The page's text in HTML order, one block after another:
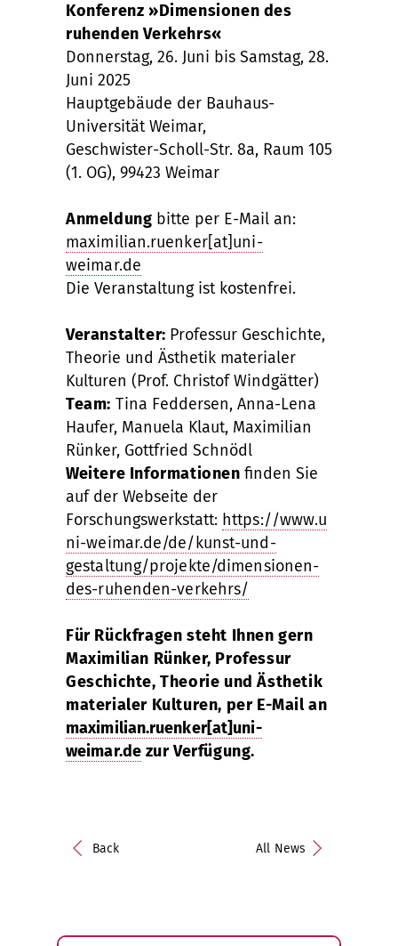
Konferenz »Dimensionen des
ruhenden Verkehrs«
Donnerstag, 26. Juni bis Samstag, 28.
Juni 2025
Hauptgebäude der Bauhaus-
Universität Weimar,
Geschwister-Scholl-Str. 8a, Raum 105
(1. OG), 99423 Weimar
Anmeldung bitte per E-Mail an:
maximilian.ruenker[at]uni-
weimar.de
Die Veranstaltung ist kostenfrei.
Veranstalter: Professur Geschichte,
Theorie und Ästhetik materialer
Kulturen (Prof. Christof Windgätter)
Team: Tina Feddersen, Anna-Lena
Haufer, Manuela Klaut, Maximilian
Rünker, Gottfried Schnödl
Weitere Informationenfinden Sie
auf der Webseite der
Forschungswerkstatt: https://www.u
ni-weimar.de/de/kunst-und-
gestaltung/projekte/dimensionen-
des-ruhenden-verkehrs/
Für Rückfragen steht Ihnen gern
Maximilian Rünker, Professur
Geschichte, Theorie und Ästhetik
materialer Kulturen, per E-Mail an
maximilian.ruenker[at]uni-
weimar.dezur Verfügung.
Back All News